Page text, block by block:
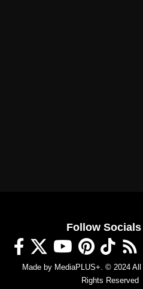
Follow Socials
Made by MediaPLUS+. © 2024 All
Rights Reserved